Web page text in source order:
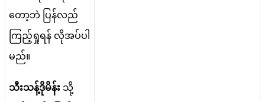
တဘ ပနလည
ကညရရန လအပပ
မည။
သသနဒမန သ